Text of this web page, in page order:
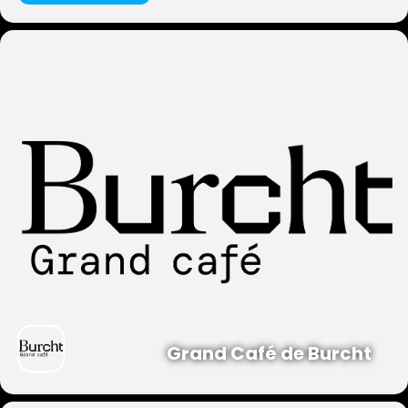
Grand Café de Burcht